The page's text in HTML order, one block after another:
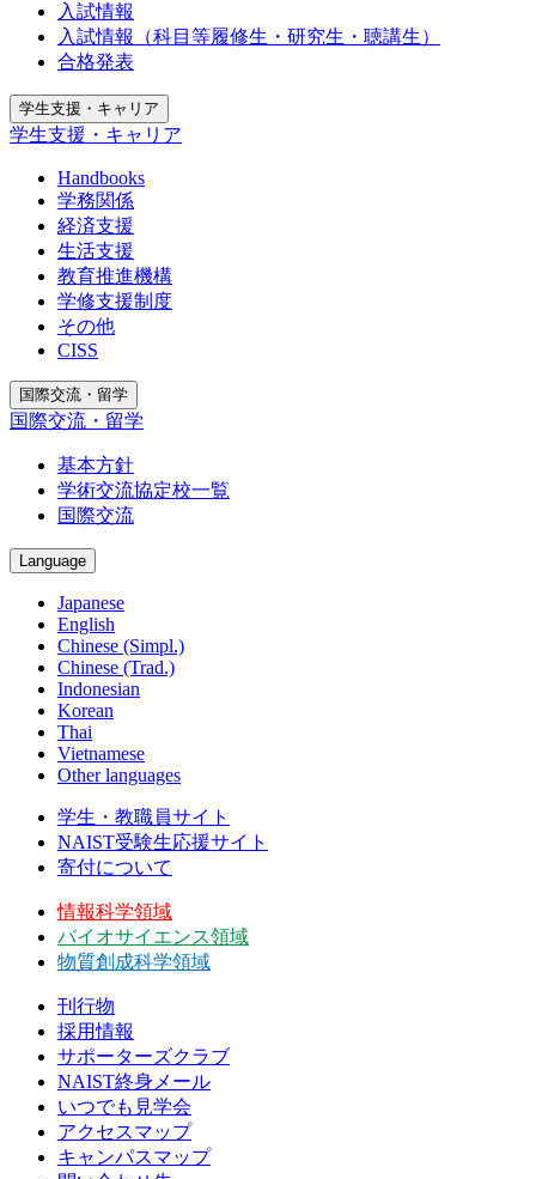
入試情報
入試情報（科目等履修生・研究生・聴講生）
合格発表
学生支援・キャリア
学生支援・キャリア
Handbooks
学務関係
経済支援
生活支援
教育推進機構
学修支援制度
その他
CISS
国際交流・留学
国際交流・留学
基本方針
学術交流協定校一覧
国際交流
Language
Japanese
English
Chinese (Simpl.)
Chinese (Trad.)
Indonesian
Korean
Thai
Vietnamese
Other languages
学生・教職員サイト
NAIST受験生応援サイト
寄付について
情報科学領域
バイオサイエンス領域
物質創成科学領域
刊行物
採用情報
サポーターズクラブ
NAIST終身メール
いつでも見学会
アクセスマップ
キャンパスマップ